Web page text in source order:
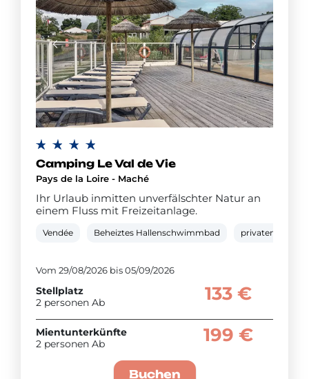
Camping Le Val de Vie
Pays de la Loire - Maché
Ihr Urlaub inmitten unverfälschter Natur an
einem Fluss mit Freizeitanlage.
Vendée Beheiztes Hallenschwimmbad privatem Spa
Vom 29/08/2026 bis 05/09/2026
Stellplatz
2 personen Ab
133 €
Mientunterkünfte
2 personen Ab
199 €
Buchen